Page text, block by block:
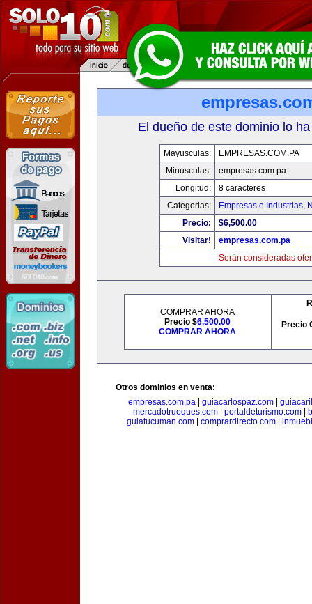
El dueño de este dominio lo
Mayusculas:
EMPRESAS.COM.PA
Minusculas:
empresas.com.pa
Longitud:
8 caracteres
Categorias:
Empresas e Industrias,
Precio:
$6,500.00
Visitar!
empresas.com.pa
Serán consideradas
COMPRAR AHORA
Precio $6,500.00
COMPRAR AHORA
Precio
Otros dominios en venta:
empresas.com.pa| guiacarlospaz.com|
mercadotrueques.com| portaldeturismo.com|
guiatucuman.com
comprardirecto.com